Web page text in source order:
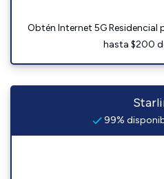
Obtén Internet 5G
hasta $200
99%